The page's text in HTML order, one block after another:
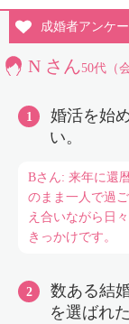
成婚者アンケ
N さん50代（
婚活を始
い。
Bさん: 来年に還
のまま一人で過
え合いながら日
きっかけです。
数ある結
を選ばれ